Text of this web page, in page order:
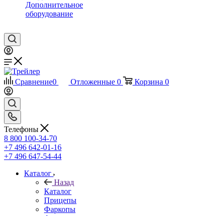
Дополнительное
оборудование
Сравнение0 Отложенные 0 Корзина 0
Телефоны
8 800 100-34-70
+7 496 642-01-16
+7 496 647-54-44
Каталог
Назад
Каталог
Прицепы
Фаркопы